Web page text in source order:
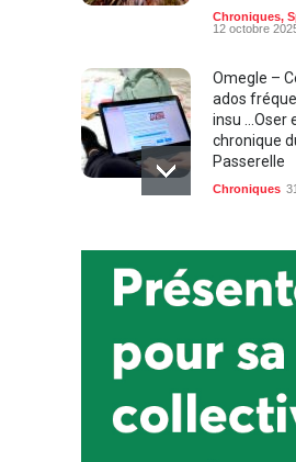
Chroniques,
12 octobre
Omegle –
ados
insu …Oser
chronique
Passerelle
Chroniques
…Oser en
du CALACS
non ! OSER
chronique